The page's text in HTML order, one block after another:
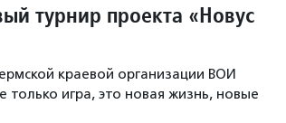
турнир проекта «Новус
краевой организации ВОИ
только игра, это новая жизнь, новые